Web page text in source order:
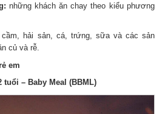
những khách ăn chay theo kiểu phương
hải sản, cá, trứng, sữa và các sản
củ và rễ.
em
– Baby Meal (BBML)